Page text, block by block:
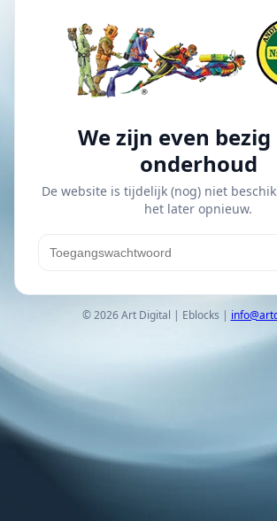
We zijn even
onderhoud
De website is tijdelijk (nog) niet
het later opnieuw.
© 2026 Art Digital | Eblocks |